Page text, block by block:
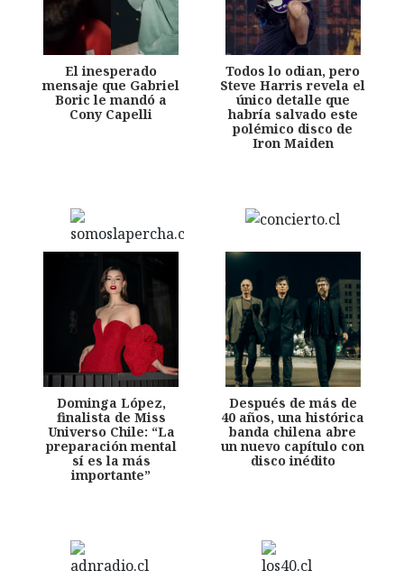
El inesperado
mensaje que Gabriel
Boric le mandó a
Cony Capelli
Todos lo odian, pero
Steve Harris revela el
único detalle que
habría salvado este
polémico disco de
Iron Maiden
Dominga López,
finalista de Miss
Universo Chile: “La
preparación mental
sí es la más
importante”
Después de más de
40 años, una histórica
banda chilena abre
un nuevo capítulo con
disco inédito